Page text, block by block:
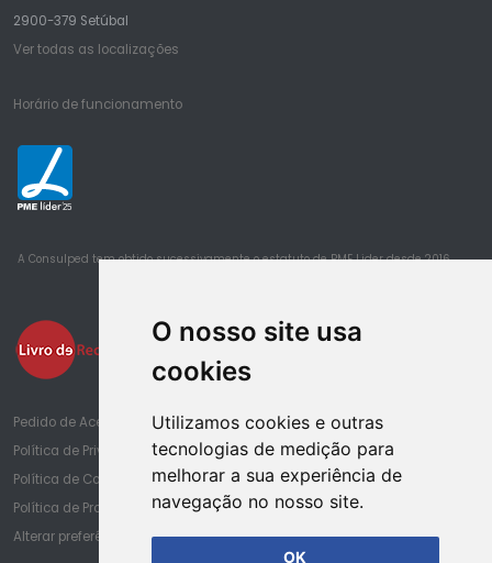
O nosso site usa
cookies
Utilizamos cookies e outras
tecnologias de medição para
melhorar a sua experiência de
navegação no nosso site.
OK
2900-379 Setúbal
Ver todas as localizações
Horário de funcionamento
25
A Consulped tem obtido sucessivamente o estatuto de PME Lider desde 2016
Pedido de Acesso à Informação de Saúde
Política de Privacidade
Política de Cookies
Política de Proteção de Dados
Alterar preferências de cookies